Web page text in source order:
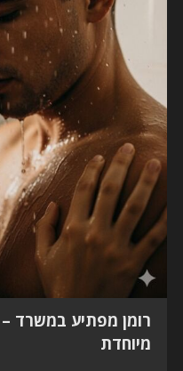
רומן מפתיע במשרד
מיוחדת